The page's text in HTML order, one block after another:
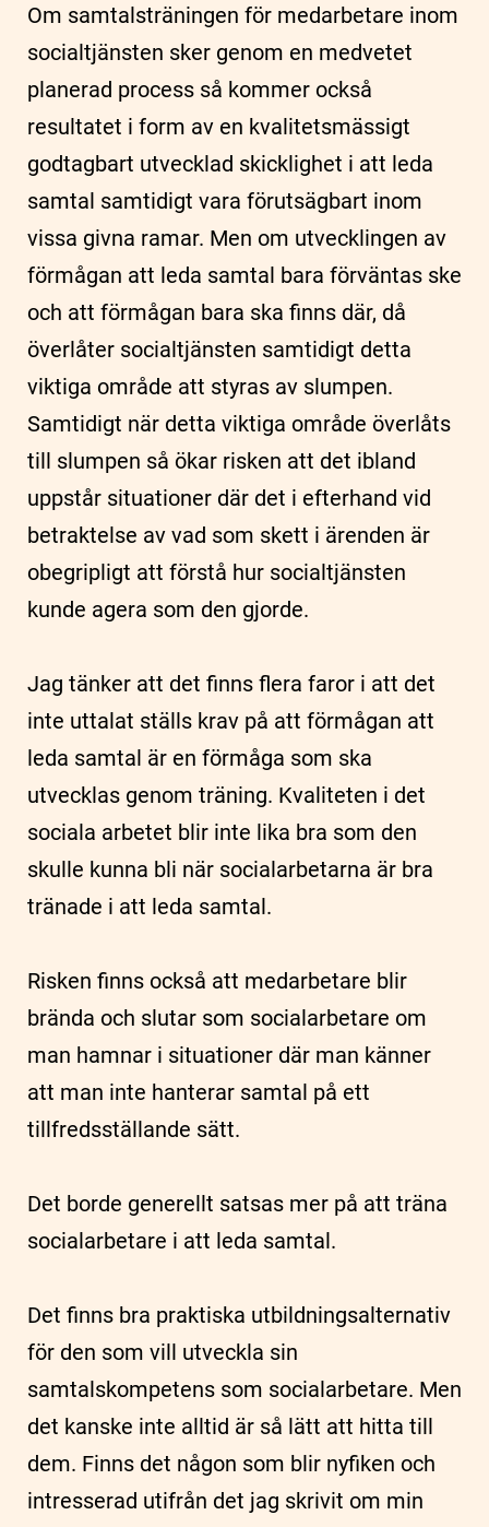
Om samtalsträningen för medarbetare inom
socialtjänsten sker genom en medvetet
planerad process så kommer också
resultatet i form av en kvalitetsmässigt
godtagbart utvecklad skicklighet i att leda
samtal samtidigt vara förutsägbart inom
vissa givna ramar. Men om utvecklingen av
förmågan att leda samtal bara förväntas ske
och att förmågan bara ska finns där, då
överlåter socialtjänsten samtidigt detta
viktiga område att styras av slumpen.
Samtidigt när detta viktiga område överlåts
till slumpen så ökar risken att det ibland
uppstår situationer där det i efterhand vid
betraktelse av vad som skett i ärenden är
obegripligt att förstå hur socialtjänsten
kunde agera som den gjorde.
Jag tänker att det finns flera faror i att det
inte uttalat ställs krav på att förmågan att
leda samtal är en förmåga som ska
utvecklas genom träning. Kvaliteten i det
sociala arbetet blir inte lika bra som den
skulle kunna bli när socialarbetarna är bra
tränade i att leda samtal.
Risken finns också att medarbetare blir
brända och slutar som socialarbetare om
man hamnar i situationer där man känner
att man inte hanterar samtal på ett
tillfredsställande sätt.
Det borde generellt satsas mer på att träna
socialarbetare i att leda samtal.
Det finns bra praktiska utbildningsalternativ
för den som vill utveckla sin
samtalskompetens som socialarbetare. Men
det kanske inte alltid är så lätt att hitta till
dem. Finns det någon som blir nyfiken och
intresserad utifrån det jag skrivit om min